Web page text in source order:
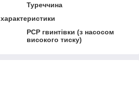
Туреччина
PCP гвинтівки (з насосом
високого тиску)